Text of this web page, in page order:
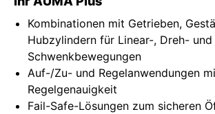
Kombinationen mit Getrieben,
Hubzylindern für Linear-, Dreh- und
Schwenkbewegungen
Auf-/Zu- und Regelanwendungen
Regelgenauigkeit
Fail-Safe-Lösungen zum sicheren